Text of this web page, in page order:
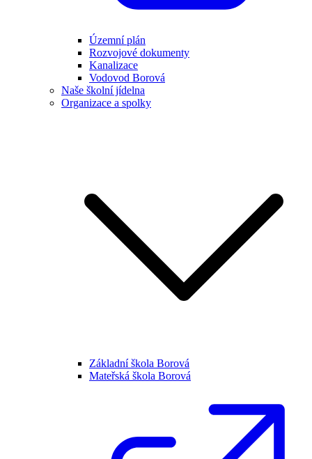
Územní plán
Rozvojové dokumenty
Kanalizace
Vodovod Borová
Naše školní jídelna
Organizace a spolky
Základní škola Borová
Mateřská škola Borová